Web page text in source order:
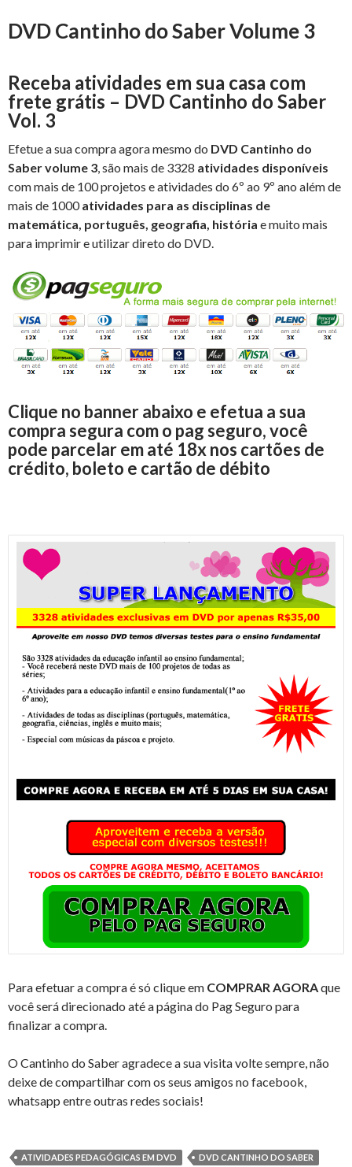
DVD Cantinho do Saber Volume 3
Receba atividades em sua casa com
frete grátis – DVD Cantinho do Saber
Vol. 3
Efetue a sua compra agora mesmo do DVD Cantinho do
Saber volume 3, são mais de 3328 atividades disponíveis
com mais de 100 projetos e atividades do 6º ao 9º ano além de
mais de 1000atividades para as disciplinas de
matemática, português, geografia, história e muito mais
para imprimir e utilizar direto do DVD.
Clique no banner abaixo e efetua a sua
compra segura com o pag seguro, você
pode parcelar em até 18x nos cartões de
crédito, boleto e cartão de débito
Para efetuar a compra é só clique em COMPRAR AGORAque
você será direcionado até a página do Pag Seguro para
finalizar a compra.
O Cantinho do Saber agradece a sua visita volte sempre, não
deixe de compartilhar com os seus amigos no facebook,
whatsapp entre outras redes sociais!
ATIVIDADES PEDAGÓGICAS EM DVD DVD CANTINHO DO SABER